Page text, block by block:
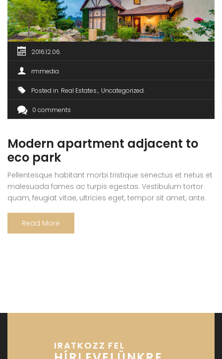
2016.12.06.
rmmedia
Posted in Real Estates Uncategorized
0 comments
Modern apartment adjacent to
eco park
Pellentesque habitant morbi tristique senectus et netus et
malesuada fames ac turpis egestas. Vestibulum tortor
quam, feugiat vitae, ultricies eget, tempor sit amet, ante.
ultricies mi vitae est. Mauris placerat eleifend leo. Quisque
sit amet est et sapien ullamcorper pharetra. Vestibulum
Read More
IRATKOZZ FEL